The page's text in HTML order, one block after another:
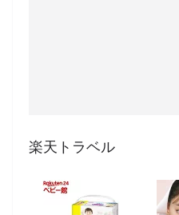
楽天トラベル